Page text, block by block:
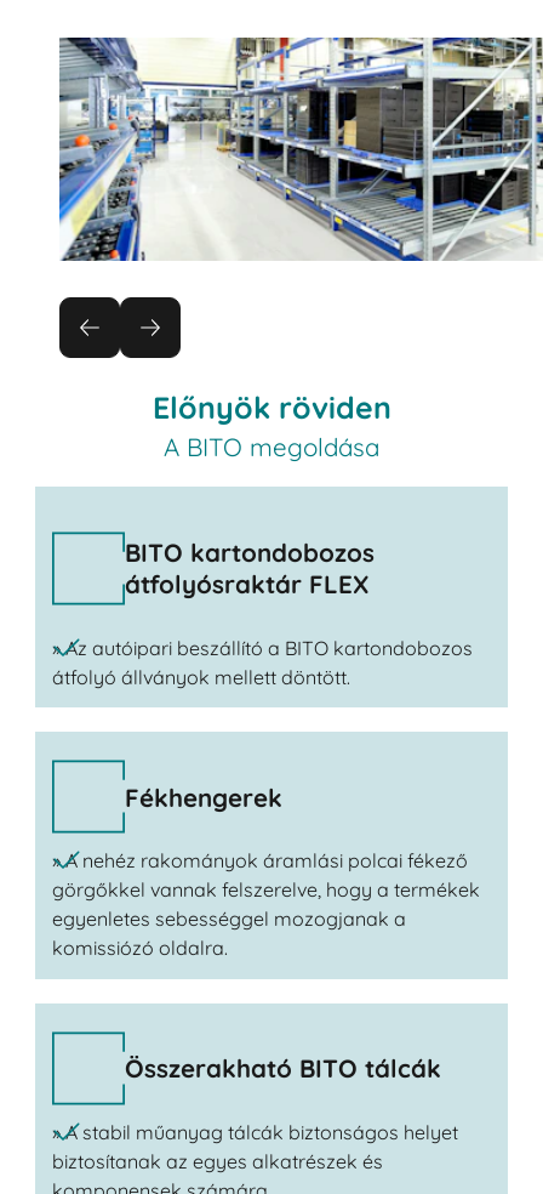
Előnyök röviden
A BITO megoldása
BITO kartondobozos
átfolyósraktár FLEX
» Az autóipari beszállító a BITO kartondobozos
átfolyó állványok mellett döntött.
Fékhengerek
» A nehéz rakományok áramlási polcai fékező
görgőkkel vannak felszerelve, hogy a termékek
egyenletes sebességgel mozogjanak a
komissiózó oldalra.
Összerakható BITO tálcák
» A stabil műanyag tálcák biztonságos helyet
biztosítanak az egyes alkatrészek és